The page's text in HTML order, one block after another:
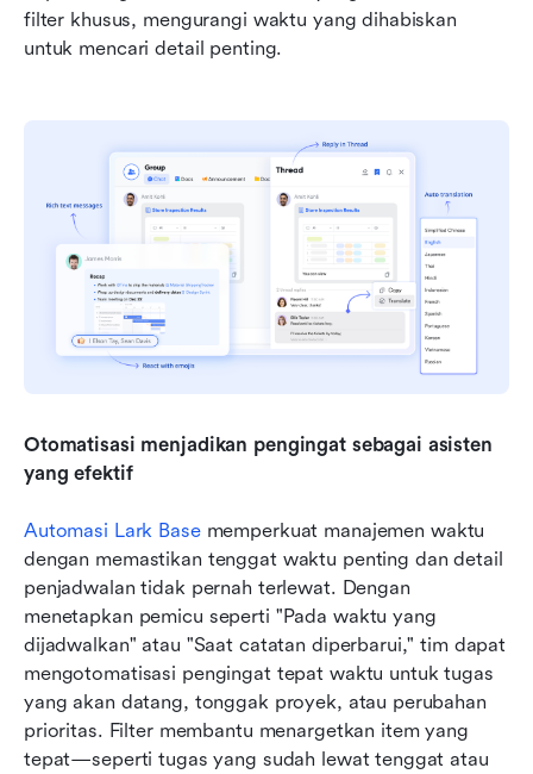
filter khusus, mengurangi waktu yang dihabiskan
untuk mencari detail penting.
Otomatisasi menjadikan pengingat sebagai asisten
yang efektif
Automasi Lark Base memperkuat manajemen waktu
dengan memastikan tenggat waktu penting dan detail
penjadwalan tidak pernah terlewat. Dengan
menetapkan pemicu seperti "Pada waktu yang
dijadwalkan" atau "Saat catatan diperbarui," tim dapat
mengotomatisasi pengingat tepat waktu untuk tugas
yang akan datang, tonggak proyek, atau perubahan
prioritas. Filter membantu menargetkan item yang
tepat—seperti tugas yang sudah lewat tenggat atau